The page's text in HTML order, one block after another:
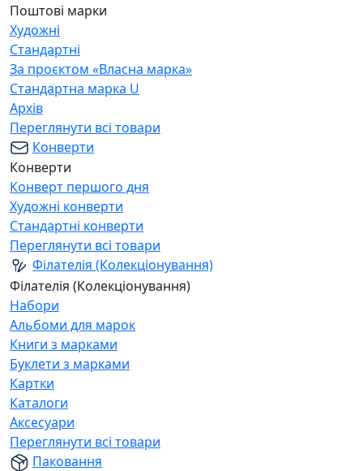
Поштові марки
Художні
Стандартні
За проєктом «Власна марка»
Стандартна марка U
Архів
Переглянути всі товари
Конверти
Конверти
Конверт першого дня
Художні конверти
Стандартні конверти
Переглянути всі товари
Філателія (Колекціонування)
Філателія (Колекціонування)
Набори
Альбоми для марок
Книги з марками
Буклети з марками
Картки
Каталоги
Аксесуари
Переглянути всі товари
Паковання